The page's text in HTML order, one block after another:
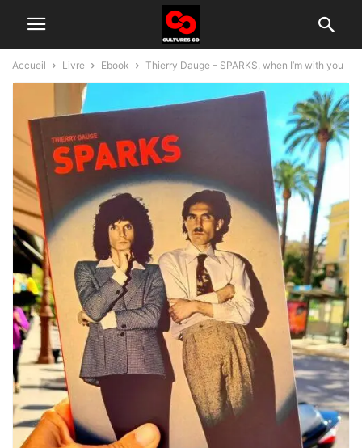
Accueil Livre Ebook Thierry Dauge – SPARKS, when I’m with you